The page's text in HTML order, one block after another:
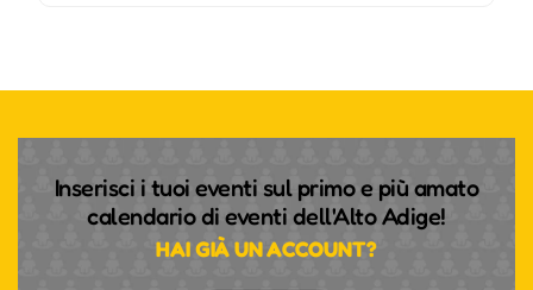
Inserisci i tuoi eventi sul primo e più amato
calendario di eventi dell'Alto Adige!
HAI GIÀ UN ACCOUNT?